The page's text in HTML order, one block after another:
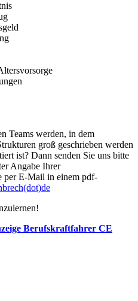
Teams werden, in dem
groß geschrieben werden
ist? Dann senden Sie uns bitte
Angabe Ihrer
per E-Mail in einem pdf-
Berufskraftfahrer CE